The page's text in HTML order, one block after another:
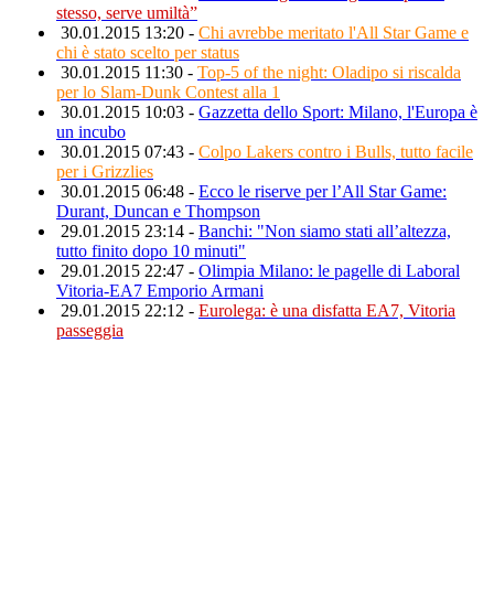
stesso, serve umiltà”
30.01.2015 13:20 - Chi avrebbe meritato l'All Star Game e
chi è stato scelto per status
30.01.2015 11:30 - Top-5 of the night: Oladipo si riscalda
per lo Slam-Dunk Contest alla 1
30.01.2015 10:03 - Gazzetta dello Sport: Milano, l'Europa è
un incubo
30.01.2015 07:43 - Colpo Lakers contro i Bulls, tutto facile
per i Grizzlies
30.01.2015 06:48 - Ecco le riserve per l’All Star Game:
Durant, Duncan e Thompson
29.01.2015 23:14 - Banchi: "Non siamo stati all’altezza,
tutto finito dopo 10 minuti"
29.01.2015 22:47 - Olimpia Milano: le pagelle di Laboral
Vitoria-EA7 Emporio Armani
29.01.2015 22:12 - Eurolega: è una disfatta EA7, Vitoria
passeggia